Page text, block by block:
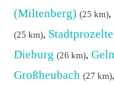
(Miltenberg) (25 km),
(25 km),
Dieburg (26 km),
Großheubach (27 km),